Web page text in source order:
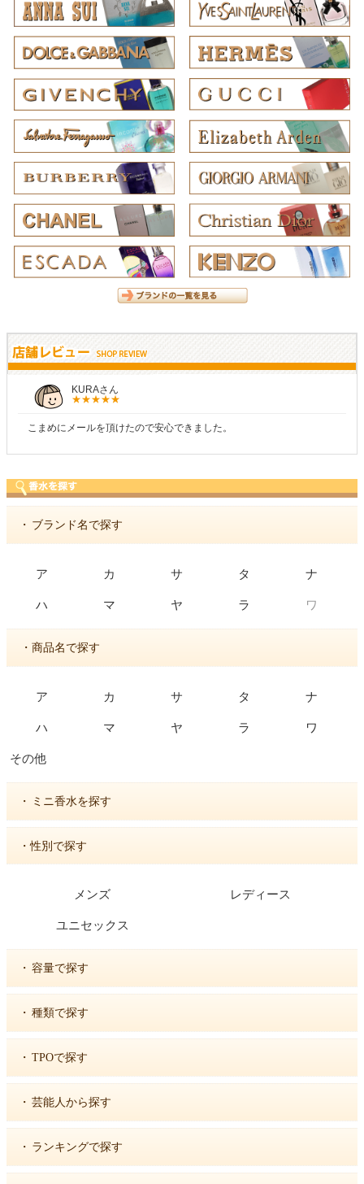
KURAさん
こまめにメールを頂けたので安心できました。
・ ブランド名で探す
ア カ サ タ ナ
ハ マ ヤ ラ ワ
・商品名で探す
ア カ サ タ ナ
ハ マ ヤ ラ ワ
その他
・ ミニ香水を探す
・性別で探す
メンズ レディース
ユニセックス
・ 容量で探す
・ 種類で探す
・ TPOで探す
・ 芸能人から探す
・ ランキングで探す